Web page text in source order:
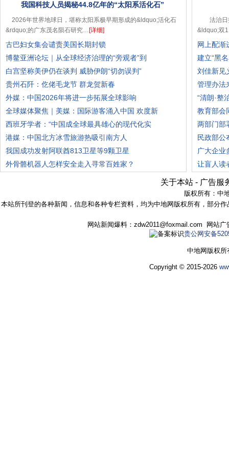
我国科技人员揭秘44.8亿年的“太阳系活化石”
2026年世界地球日，堪称太阳系极早期形成的&ldquo;活化石
&rdquo;的广东茂名陨石研究…[详细]
古巴妇女集会谴责美国长期封锁
博鳌亚洲论坛｜从全球经济治理的“旁观者”到
白宫坚称美伊仍在谈判 威胁伊朗“切勿误判”
贵州石阡：仡佬毛龙节 群龙贺新春
外媒：中国2026年将进一步拓展全球影响
全球媒体聚焦｜美媒：国际游客涌入中国 欢度新
西班牙学者：“中国成全球最具雄心的现代化实
港媒：中国北方冰雪旅游热吸引南方人
我国成功发射阿联酋813卫星等9颗卫星
外骨骼机器人怎样安全走入寻常百姓家？
法治日
&ldquo;双
网上配渐
建立“黑
刘佳新见
管理办法
“清朗·整
教育部会
两部门部
民政部公
广大企业
让盲人读
关于本站 - 广告服
版权所有： 中
本站所刊登的各种新闻，信息和各种专栏资料，均为中地网版权所有，部分
网站新闻爆料：zdw2011@foxmail.com 网站
贵公网安备
中地网版权
Copyright © 2015-2026